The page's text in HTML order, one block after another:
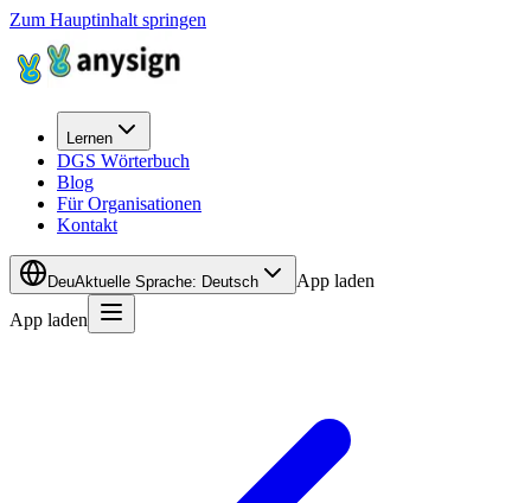
Zum Hauptinhalt springen
Lernen
DGS Wörterbuch
Blog
Für Organisationen
Kontakt
DeuAktuelle Sprache: Deutsch
App laden
App laden